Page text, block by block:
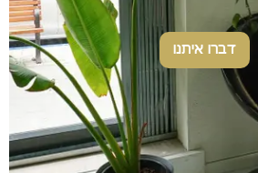
דברו איתנו